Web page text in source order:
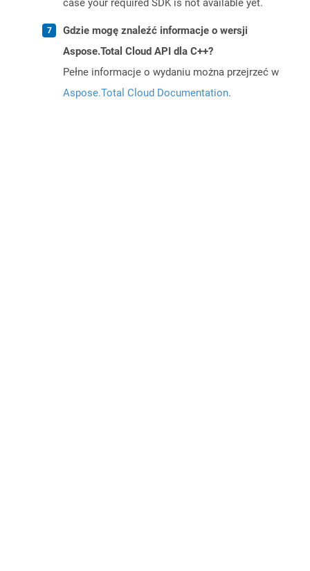
case your required SDK is not available yet.
Gdzie mogę znaleźć informacje o wersji
Aspose.Total Cloud API dla C++?
Pełne informacje o wydaniu można przejrzeć w
Aspose.Total Cloud Documentation.